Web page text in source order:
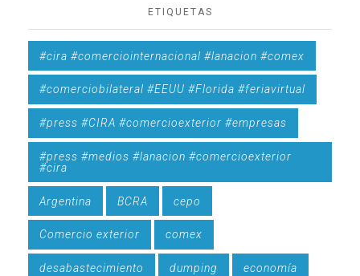
ETIQUETAS
#cira #comerciointernacional #lanacion #comex
#comerciobilateral #EEUU #Florida #feriavirtual
#press #CIRA #comercioexterior #empresas
#press #medios #lanacion #comercioexterior
#cira
Argentina BCRA cepo
Comercio exterior comex
desabastecimiento dumping economía